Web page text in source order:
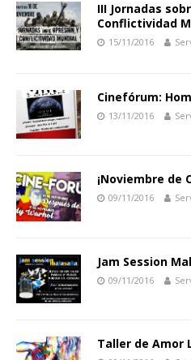
III Jornadas
Conflictividad
15/11/2016
Cinefórum:
13/11/2016
¡Noviembre de
09/11/2016
Jam Session
09/11/2016
Taller de Amor